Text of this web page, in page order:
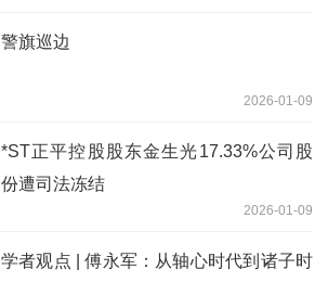
警旗巡边
2026-01-09
*ST正平控股股东金生光17.33%公司股
份遭司法冻结
2026-01-09
学者观点 | 傅永军：从轴心时代到诸子时